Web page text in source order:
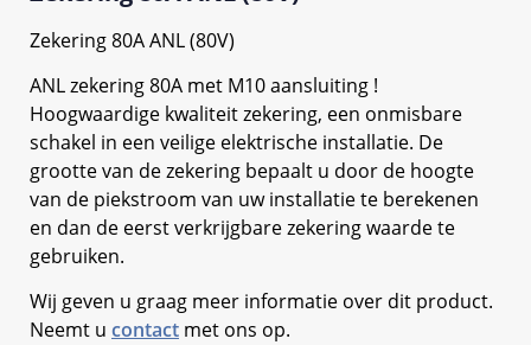
Zekering 80A ANL (80V)
ANL zekering 80A met M10 aansluiting !
Hoogwaardige kwaliteit zekering, een onmisbare
schakel in een veilige elektrische installatie. De
grootte van de zekering bepaalt u door de hoogte
van de piekstroom van uw installatie te berekenen
en dan de eerst verkrijgbare zekering waarde te
gebruiken.
Wij geven u graag meer informatie over dit product.
Neemt u contact met ons op.